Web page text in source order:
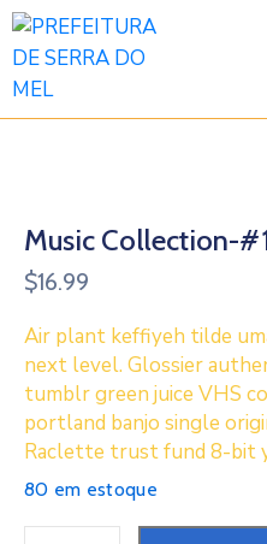
e
Orgãos
Legislação
Atas
Responsabilidade
Fiscal
Music Collection-
$16.99
Air plant keffiyeh tilde
next level. Glossier
tumblr green juice VHS
portland banjo single
Raclette trust fund 8-bit
80 em estoque